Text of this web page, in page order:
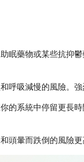
眠藥物或某些抗抑鬱
呼吸減慢的風險。
的系統中停留更長
頭暈而跌倒的風險更